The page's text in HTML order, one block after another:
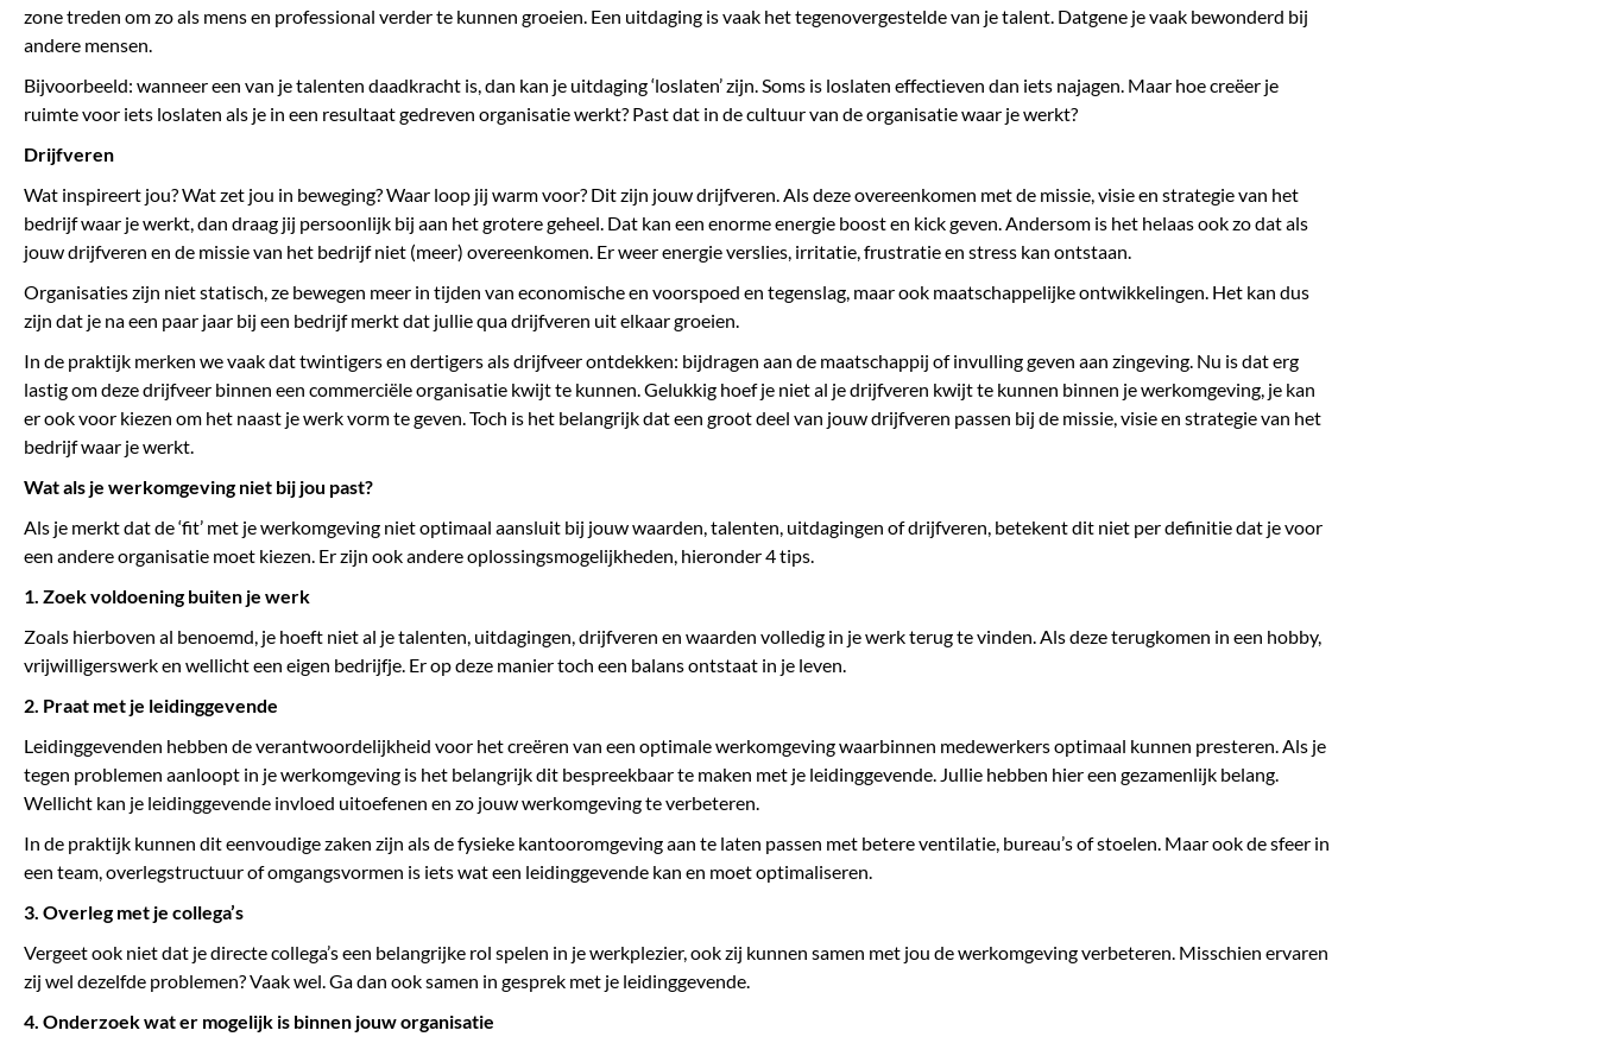
zone treden om zo als mens en professional verder te kunnen groeien. Een uitdaging is vaak het tegenovergestelde van je talent. Datgene je vaak bewonderd bij
andere mensen.
Bijvoorbeeld: wanneer een van je talenten daadkracht is, dan kan je uitdaging ‘loslaten’ zijn. Soms is loslaten effectieven dan iets najagen. Maar hoe creëer je
ruimte voor iets loslaten als je in een resultaat gedreven organisatie werkt? Past dat in de cultuur van de organisatie waar je werkt?
Drijfveren
Wat inspireert jou? Wat zet jou in beweging? Waar loop jij warm voor? Dit zijn jouw drijfveren. Als deze overeenkomen met de missie, visie en strategie van het
bedrijf waar je werkt, dan draag jij persoonlijk bij aan het grotere geheel. Dat kan een enorme energie boost en kick geven. Andersom is het helaas ook zo dat als
jouw drijfveren en de missie van het bedrijf niet (meer) overeenkomen. Er weer energie verslies, irritatie, frustratie en stress kan ontstaan.
Organisaties zijn niet statisch, ze bewegen meer in tijden van economische en voorspoed en tegenslag, maar ook maatschappelijke ontwikkelingen. Het kan dus
zijn dat je na een paar jaar bij een bedrijf merkt dat jullie qua drijfveren uit elkaar groeien.
In de praktijk merken we vaak dat twintigers en dertigers als drijfveer ontdekken: bijdragen aan de maatschappij of invulling geven aan zingeving. Nu is dat erg
lastig om deze drijfveer binnen een commerciële organisatie kwijt te kunnen. Gelukkig hoef je niet al je drijfveren kwijt te kunnen binnen je werkomgeving, je kan
er ook voor kiezen om het naast je werk vorm te geven. Toch is het belangrijk dat een groot deel van jouw drijfveren passen bij de missie, visie en strategie van het
bedrijf waar je werkt.
Wat als je werkomgeving niet bij jou past?
Als je merkt dat de ‘fit’ met je werkomgeving niet optimaal aansluit bij jouw waarden, talenten, uitdagingen of drijfveren, betekent dit niet per definitie dat je voor
een andere organisatie moet kiezen. Er zijn ook andere oplossingsmogelijkheden, hieronder 4 tips.
1. Zoek voldoening buiten je werk
Zoals hierboven al benoemd, je hoeft niet al je talenten, uitdagingen, drijfveren en waarden volledig in je werk terug te vinden. Als deze terugkomen in een hobby,
vrijwilligerswerk en wellicht een eigen bedrijfje. Er op deze manier toch een balans ontstaat in je leven.
2. Praat met je leidinggevende
Leidinggevenden hebben de verantwoordelijkheid voor het creëren van een optimale werkomgeving waarbinnen medewerkers optimaal kunnen presteren. Als je
tegen problemen aanloopt in je werkomgeving is het belangrijk dit bespreekbaar te maken met je leidinggevende. Jullie hebben hier een gezamenlijk belang.
Wellicht kan je leidinggevende invloed uitoefenen en zo jouw werkomgeving te verbeteren.
In de praktijk kunnen dit eenvoudige zaken zijn als de fysieke kantooromgeving aan te laten passen met betere ventilatie, bureau’s of stoelen. Maar ook de sfeer in
een team, overlegstructuur of omgangsvormen is iets wat een leidinggevende kan en moet optimaliseren.
3. Overleg met je collega’s
Vergeet ook niet dat je directe collega’s een belangrijke rol spelen in je werkplezier, ook zij kunnen samen met jou de werkomgeving verbeteren. Misschien ervaren
zij wel dezelfde problemen? Vaak wel. Ga dan ook samen in gesprek met je leidinggevende.
4. Onderzoek wat er mogelijk is binnen jouw organisatie